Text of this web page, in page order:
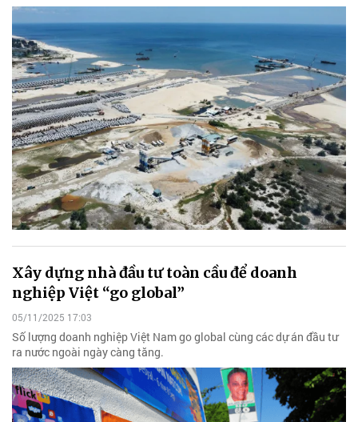
Xây dựng nhà đầu tư toàn cầu để doanh
nghiệp Việt “go global”
05/11/2025 17:03
Số lượng doanh nghiệp Việt Nam go global cùng các dự án đầu tư
ra nước ngoài ngày càng tăng.